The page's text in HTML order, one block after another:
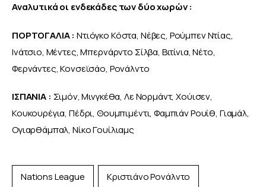
Αναλυτικά οι ενδεκάδες των δύο χωρών :
ΠΟΡΤΟΓΑΛΙΑ : Ντιόγκο Κόστα, Νέβες, Ρούμπεν Ντίας,
Ινάτσιο, Μέντες, Μπερνάρντο Σίλβα, Βιτίνια, Νέτο,
Φερνάντες, Κονσεϊσάο, Ρονάλντο
ΙΣΠΑΝΙΑ : Σιμόν, Μινγκέθα, Λε Νορμάντ, Χούισεν,
Κουκουρέγια, Πέδρι, Θουμπιμέντι, Φαμπιάν Ρουίθ, Γιαμάλ,
Ογιαρθάμπαλ, Νίκο Γουίλιαμς
Nations League Κριστιάνο Ρονάλντο